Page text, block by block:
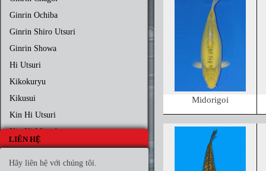
Ginrin Ochiba
Ginrin Shiro Utsuri
Ginrin Showa
Hi Utsuri
Kikokuryu
Kikusui
Kin Hi Utsuri
Kin Ki Matsuba
Kin Ki Utsuri
Kogane Ochiba
LIÊN HỆ
Hãy liên hệ với chúng tôi.
Midorigoi